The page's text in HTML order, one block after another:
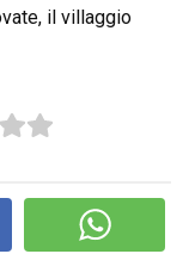
il villaggio